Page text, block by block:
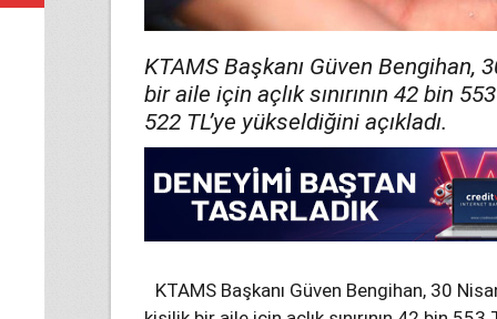
KTAMS Başkanı Güven Bengihan,
bir aile için açlık sınırının 42 bin
522 TL’ye yükseldiğini açıkladı.
KTAMS Başkanı Güven Bengihan, 30